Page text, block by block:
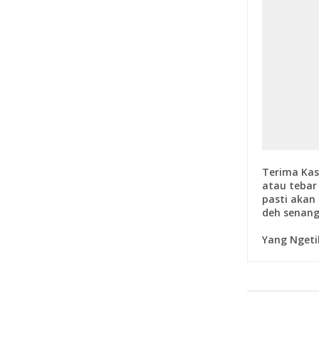
Terima
atau tebar
pasti akan
deh
Yang